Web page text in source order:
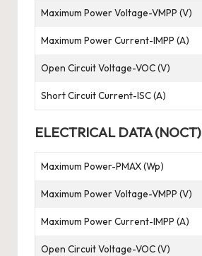
Maximum Power Voltage-VMPP (V)
Maximum Power Current-IMPP (A)
Open Circuit Voltage-VOC (V)
Short Circuit Current-ISC (A)
ELECTRICAL DATA (NOCT)
Maximum Power-PMAX (Wp)
Maximum Power Voltage-VMPP (V)
Maximum Power Current-IMPP (A)
Open Circuit Voltage-VOC (V)